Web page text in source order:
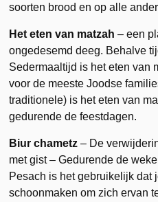
soorten brood en op alle
Het eten van matzah – een
ongedesemd deeg. Behalve
Sedermaaltijd is het eten van
voor de meeste Joodse
traditionele) is het eten van
gedurende de feestdagen.
Biur chametz – De
met gist – Gedurende de
Pesach is het gebruikelijk dat
schoonmaken om zich ervan